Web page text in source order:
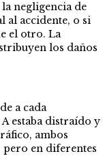
la negligencia de
al accidente, o si
el otro. La
los daños
a cada
estaba distraído y
ambos
en diferentes